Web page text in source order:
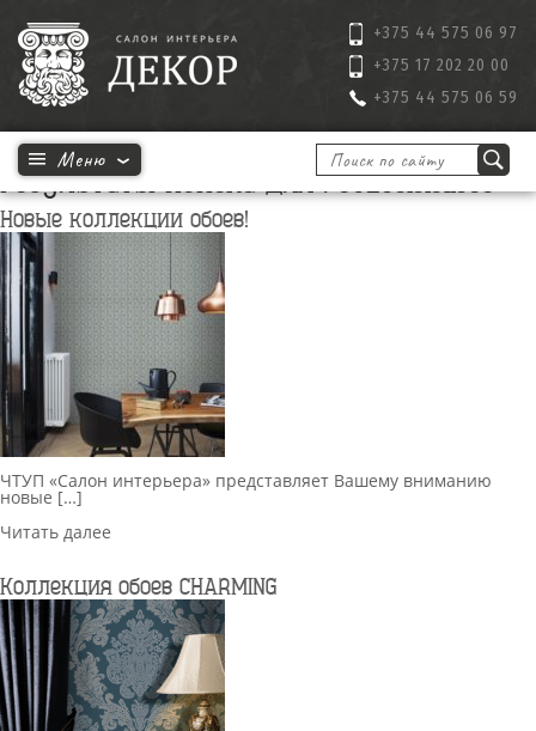
+375 44 575 06 97
+375 17 202 20 00
+375 44 575 06 59
Результаты поиска для : 30295191011980
Новые коллекции обоев!
ЧТУП «Салон интерьера» представляет Вашему вниманию
новые […]
Читать далее
Коллекция обоев CHARMING